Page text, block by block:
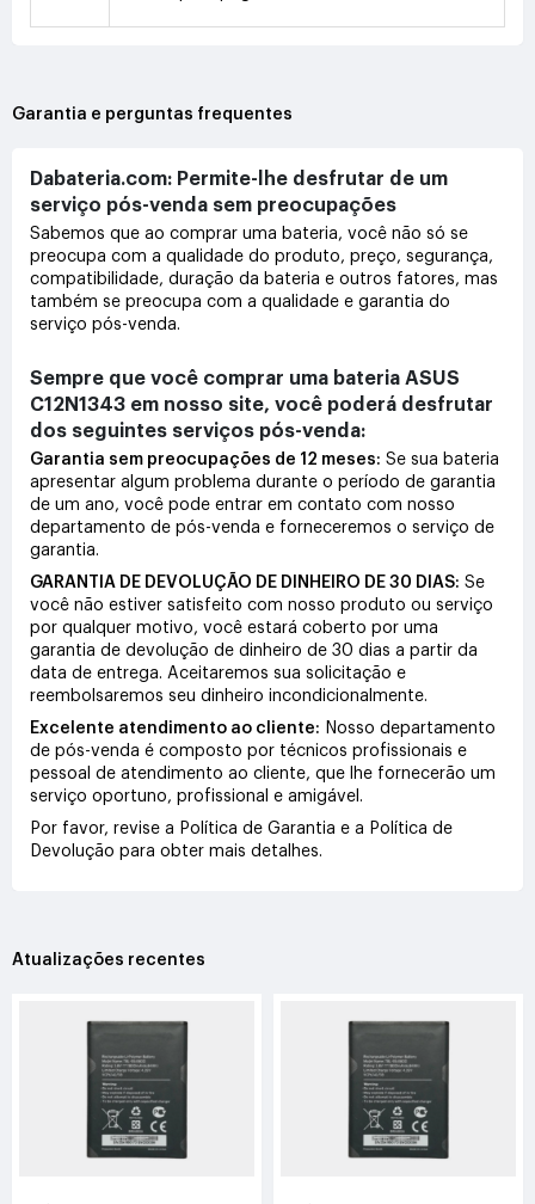
Garantia e perguntas frequentes
Dabateria.com: Permite-lhe desfrutar de um
serviço pós-venda sem preocupações
Sabemos que ao comprar uma bateria, você não só se
preocupa com a qualidade do produto, preço, segurança,
compatibilidade, duração da bateria e outros fatores, mas
também se preocupa com a qualidade e garantia do
serviço pós-venda.
Sempre que você comprar uma bateria ASUS
C12N1343 em nosso site, você poderá desfrutar
dos seguintes serviços pós-venda:
Garantia sem preocupações de 12 meses: Se sua bateria
apresentar algum problema durante o período de garantia
de um ano, você pode entrar em contato com nosso
departamento de pós-venda e forneceremos o serviço de
garantia.
GARANTIA DE DEVOLUÇÃO DE DINHEIRO DE 30 DIAS: Se
você não estiver satisfeito com nosso produto ou serviço
por qualquer motivo, você estará coberto por uma
garantia de devolução de dinheiro de 30 dias a partir da
data de entrega. Aceitaremos sua solicitação e
reembolsaremos seu dinheiro incondicionalmente.
Excelente atendimento ao cliente: Nosso departamento
de pós-venda é composto por técnicos profissionais e
pessoal de atendimento ao cliente, que lhe fornecerão um
serviço oportuno, profissional e amigável.
Por favor, revise a Política de Garantia e a Política de
Devolução para obter mais detalhes.
Atualizações recentes